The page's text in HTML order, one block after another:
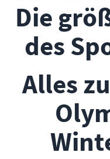
Die
des
Alles